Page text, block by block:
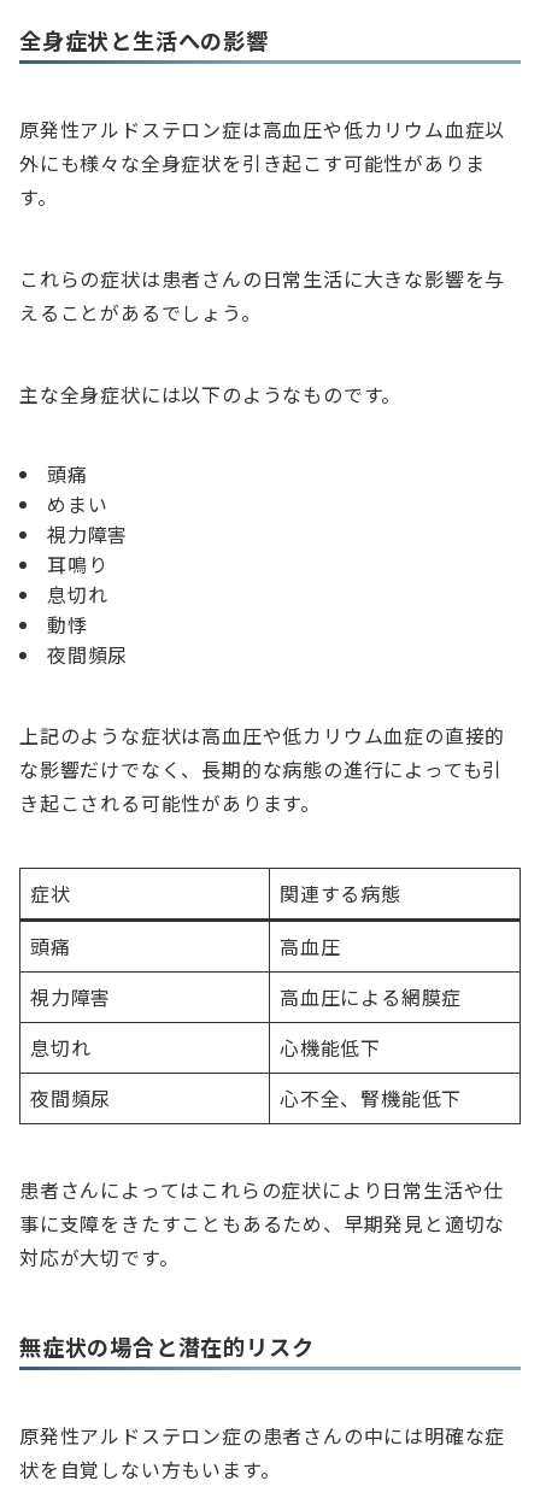
全身症状と生活への影響
原発性アルドステロン症は高血圧や低カリウム血症以
外にも様々な全身症状を引き起こす可能性がありま
す。
これらの症状は患者さんの日常生活に大きな影響を与
えることがあるでしょう。
主な全身症状には以下のようなものです。
頭痛
めまい
視力障害
耳鳴り
息切れ
動悸
夜間頻尿
上記のような症状は高血圧や低カリウム血症の直接的
な影響だけでなく、長期的な病態の進行によっても引
き起こされる可能性があります。
症状
関連する病態
頭痛
高血圧
視力障害
高血圧による網膜症
息切れ
心機能低下
夜間頻尿
心不全、腎機能低下
患者さんによってはこれらの症状により日常生活や仕
事に支障をきたすこともあるため、早期発見と適切な
対応が大切です。
無症状の場合と潜在的リスク
原発性アルドステロン症の患者さんの中には明確な症
状を自覚しない方もいます。